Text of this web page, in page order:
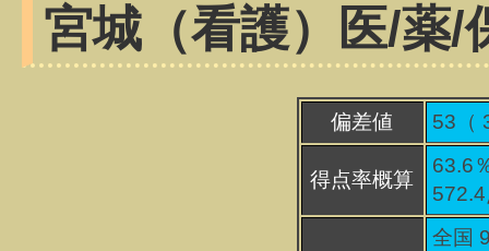
宮城（看護） 医/薬/
偏差値 53（
得点率概算
63.6
全国